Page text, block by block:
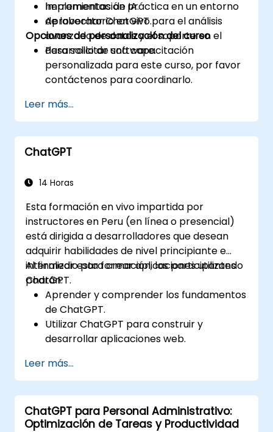
herramientas de IA.
Aprovechar ChatGPT para el análisis
avanzado de datos y el soporte en el
desarrollo de software.
Implementación práctica en un entorno
de laboratorio en vivo.
Opciones de personalización del curso
Para solicitar una capacitación
personalizada para este curso, por favor
contáctenos para coordinarlo.
Leer más...
ChatGPT
14 Horas
Esta formación en vivo impartida por
instructores en Peru (en línea o presencial)
está dirigida a desarrolladores que desean
adquirir habilidades de nivel principiante e
intermedio para crear aplicaciones utilizando
ChatGPT.
Al finalizar esta formación, los participantes
podrán:
Aprender y comprender los fundamentos
de ChatGPT.
Utilizar ChatGPT para construir y
desarrollar aplicaciones web.
aplicaciones reales de ChatGPT.
Leer más...
ChatGPT para Personal Administrativo:
Optimización de Tareas y Productividad